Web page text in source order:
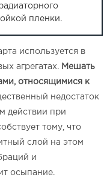
для
пленки.
используется в
агрегатах. Мешать
относящимися к
недостаток
действии при
тому, что
слой на этом
и
осыпание.